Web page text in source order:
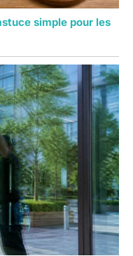
simple pour les